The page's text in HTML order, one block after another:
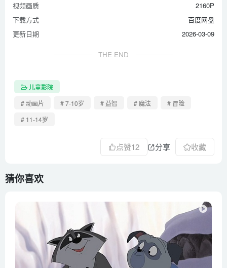
视频画质
2160P
下载方式
百度网盘
更新日期
2026-03-09
THE END
儿童影院
# 动画片
# 7-10岁 # 益智 # 魔法
# 冒险
# 11-14岁
点赞12 分享 收藏
猜你喜欢